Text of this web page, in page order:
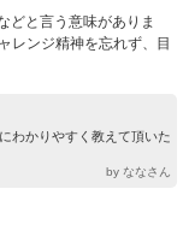
どと言う意味がありま
レンジ精神を忘れず、目
わかりやすく教えて頂いた
by ななさん